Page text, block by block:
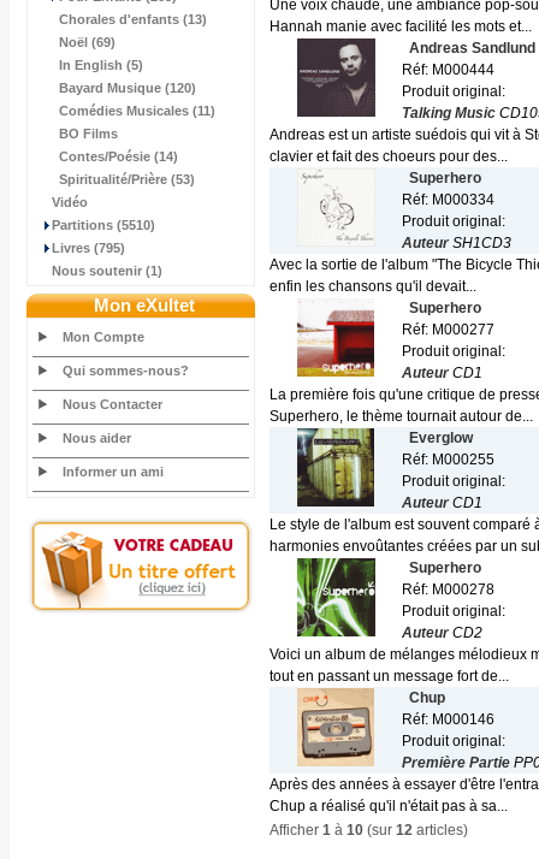
Chorales d'enfants (13)
Noël (69)
In English (5)
Bayard Musique (120)
Comédies Musicales (11)
BO Films
Contes/Poésie (14)
Spiritualité/Prière (53)
Vidéo
Partitions (5510)
Livres (795)
Nous soutenir (1)
Mon eXultet
Mon Compte
Qui sommes-nous?
Nous Contacter
Nous aider
Informer un ami
Une voix chaude, une ambiance pop-
Hannah manie avec facilité les mots et...
Andreas Sandlund
Réf: M000444
Produit original:
Talking Music
Andreas est un artiste suédois qui vit à
clavier et fait des choeurs pour des...
Superhero
Réf: M000334
Produit original:
AuteurSH1CD3
Avec la sortie de l'album "The Bicycle
enfin les chansons qu'il devait...
Superhero
Réf: M000277
Produit original:
AuteurCD1
La première fois qu'une critique de
Superhero, le thème tournait autour de...
Everglow
Réf: M000255
Produit original:
AuteurCD1
Le style de l'album est souvent
harmonies envoûtantes créées par un
Superhero
Réf: M000278
Produit original:
AuteurCD2
Voici un album de mélanges mélodieux
tout en passant un message fort de...
Chup
Réf: M000146
Produit original:
Première Partie
Après des années à essayer d'être
Chup a réalisé qu'il n'était pas à sa...
Afficher 1 à 10 (sur 12 articles)